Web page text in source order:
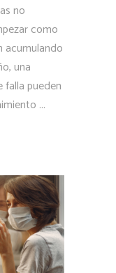
no
como
acumulando
una
falla pueden